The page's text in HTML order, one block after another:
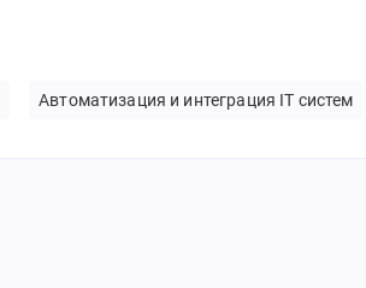
Автоматизация и интеграция IT систем